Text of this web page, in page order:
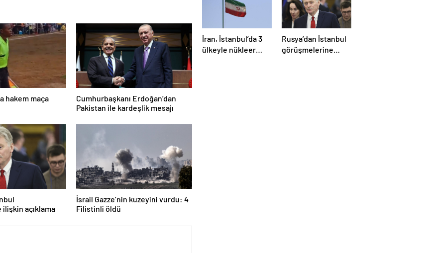
hakem maça
Cumhurbaşkanı Erdoğan’dan
Pakistan ile kardeşlik mesajı
açıklama
İsrail Gazze’nin kuzeyini vurdu: 4
Filistinli öldü
İran, İstanbul’da 3
ülkeyle nükleer
Rusya’dan İstanbul
görüşmelerine